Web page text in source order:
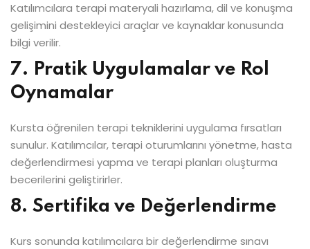
Katılımcılara terapi materyali hazırlama, dil ve konuşma
gelişimini destekleyici araçlar ve kaynaklar konusunda
bilgi verilir.
7. Pratik Uygulamalar ve Rol
Oynamalar
Kursta öğrenilen terapi tekniklerini uygulama fırsatları
sunulur. Katılımcılar, terapi oturumlarını yönetme, hasta
değerlendirmesi yapma ve terapi planları oluşturma
becerilerini geliştirirler.
8. Sertifika ve Değerlendirme
Kurs sonunda katılımcılara bir değerlendirme sınavı